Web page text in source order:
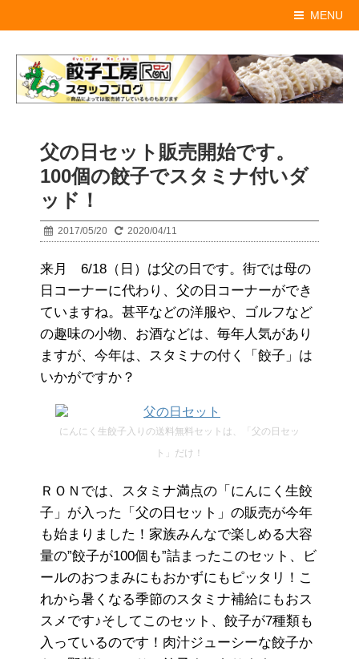
MENU
父の日セット販売開始です。
100個の餃子でスタミナ付いダ
ッド！
2017/05/20 2020/04/11
来月 6/18（日）は父の日です。 街では母の
日コーナーに代わり、父の日コーナーができ
ていますね。甚平などの洋服や、ゴルフなど
の趣味の小物、お酒などは、毎年人気があり
ますが、今年は、スタミナの付く「餃子」は
いかがですか？
にんにく生餃子入りの送料無料セットは、「父の日セッ
ト」だけ！
ＲＯＮでは、スタミナ満点の「にんにく生餃
子」が入った「父の日セット」の販売が今年
も始まりました！家族みんなで楽しめる大容
量の”餃子が100個も”詰まったこのセット、ビ
ールのおつまみにもおかずにもピッタリ！こ
れから暑くなる季節のスタミナ補給にもおス
スメです♪そしてこのセット、餃子が7種類も
入っているのです！肉汁ジューシーな餃子か